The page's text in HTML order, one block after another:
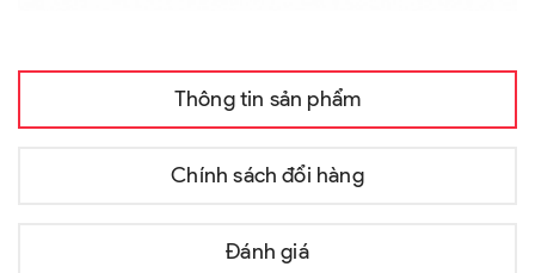
Thông tin sản phẩm
Chính sách đổi hàng
Đánh giá